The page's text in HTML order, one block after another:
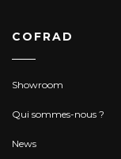
COFRAD
Showroom
Qui sommes-nous ?
News